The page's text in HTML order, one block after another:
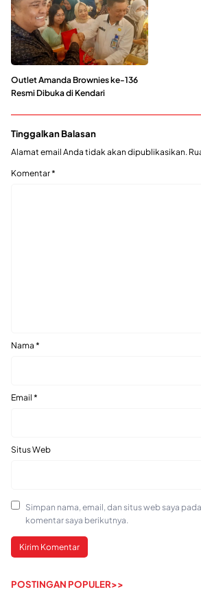
Outlet Amanda Brownies ke-136
Resmi Dibuka di Kendari
Tinggalkan Balasan
Alamat email Anda tidak akan dipublikasikan.
Komentar*
Nama *
Email *
Situs Web
Simpan nama, email, dan situs web saya
komentar saya berikutnya.
POSTINGAN POPULER>>